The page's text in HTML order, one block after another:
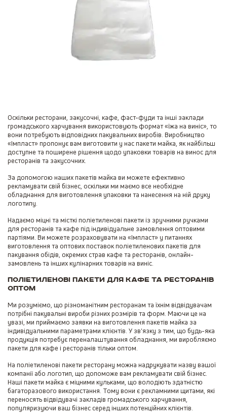
Оскільки ресторани, закусочні, кафе, фаст-фуди та інші заклади
громадського харчування використовують формат «їжа на виніс», то
вони потребують відповідних пакувальних виробів. Виробництво
«Імпласт» пропонує вам виготовити у нас пакети майка, як найбільш
доступне та поширене рішення щодо упаковки товарів на винос для
ресторанів та закусочних.
За допомогою наших пакетів майка ви можете ефективно
рекламувати свій бізнес, оскільки ми маємо все необхідне
обладнання для виготовлення упаковки та нанесення на ній друку
логотипу.
Надаємо міцні та місткі поліетиленові пакети із зручними ручками
для ресторанів та кафе під індивідуальне замовлення оптовими
партіями. Ви можете розраховувати на «Імпласт» у питаннях
виготовлення та оптових поставок поліетиленових пакетів для
пакування обідів, окремих страв кафе та ресторанів, онлайн-
замовлень та інших кулінарних товарів на виніс.
Поліетиленові пакети для кафе та ресторанів
оптом
Ми розуміємо, що різноманітним ресторанам та їхнім відвідувачам
потрібні пакувальні вироби різних розмірів та форм. Маючи це на
увазі, ми приймаємо заявки на виготовлення пакетів майка за
індивідуальними параметрами клієнтів. У зв'язку з тим, що будь-яка
продукція потребує переналаштування обладнання, ми виробляємо
пакети для кафе і ресторанів тільки оптом.
На поліетиленові пакети ресторану можна надрукувати назву вашої
компанії або логотип, що допоможе вам рекламувати свій бізнес.
Наші пакети майка є міцними кульками, що володіють здатністю
багаторазового використання. Тому вони є рекламними щитами, які
переносять відвідувачі закладів громадського харчування,
популяризуючи ваш бізнес серед інших потенційних клієнтів.